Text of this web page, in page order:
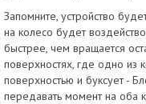
Запомните, устройство
на колесо будет
быстрее, чем вращается
поверхностях, где одно из
поверхностью и буксует -
передавать момент на оба